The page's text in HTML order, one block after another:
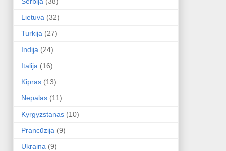
Lietuva (32)
Turkija (27)
Indija (24)
Italija (16)
Kipras (13)
Nepalas (11)
Kyrgyzstanas (10)
Prancūzija (9)
Ukraina (9)